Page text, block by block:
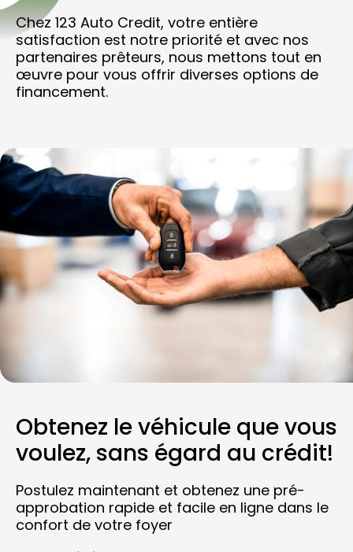
Chez 123 Auto Credit, votre entière
satisfaction est notre priorité et avec nos
partenaires prêteurs, nous mettons tout en
œuvre pour vous offrir diverses options de
financement.
Obtenez le véhicule que vous
voulez, sans égard au crédit!
Postulez maintenant et obtenez une pré-
approbation rapide et facile en ligne dans le
confort de votre foyer